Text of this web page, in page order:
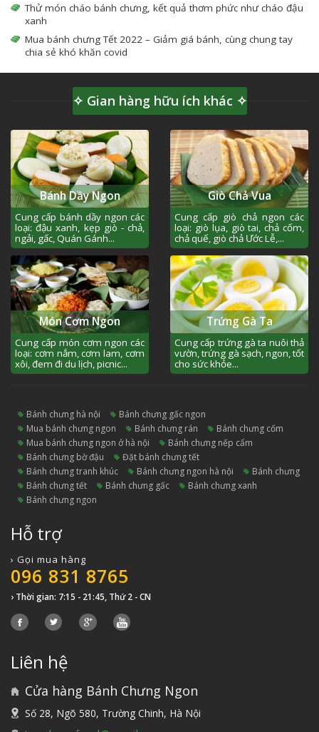
Thử món cháo bánh chưng, kết quả thơm phức như cháo đậu
xanh
Mua bánh chưng Tết 2022 – Giảm giá bánh, cùng chung tay
chia sẻ khó khăn covid
✧ Gian hàng hữu ích khác ✧
Bánh Dầy Ngon
Cung cấp bánh dầy ngon các
loại: đậu xanh, kẹp giò - chả,
ngải, gấc, Quán Gánh...
Giò Chả Vua
Cung cấp giò chả ngon các
loại: giò lụa, giò tai, chả cốm,
chả quế, giò chả Ước Lễ,...
Món Cơm Ngon
Cung cấp món cơm ngon các
loại: cơm nắm, cơm lam, cơm
xôi, đem đi du lịch, picnic...
Trứng Gà Ta
Cung cấp trứng gà ta nuôi thả
vườn, trứng gà sạch, ngon, tốt
cho sức khỏe...
bánh chưng hà nội
bánh chưng gấc ngon
mua bánh chưng ngon
bánh chưng rán
bánh chưng cốm
mua bánh chưng ngon ở hà nội
bánh chưng nếp cẩm
bánh chưng bờ đậu
đặt bánh chưng tết
bánh chưng tranh khúc
bánh chưng ngon hà nội
bánh chưng
bánh chưng tết
bánh chưng gấc
bánh chưng xanh
bánh chưng ngon
Hỗ trợ
› Gọi mua hàng
096 831 8765
› Thời gian: 7:15 - 21:45, Thứ 2 - CN
Liên hệ
Cửa hàng Bánh Chưng Ngon
Số 28, Ngõ 580, Trường Chinh, Hà Nội